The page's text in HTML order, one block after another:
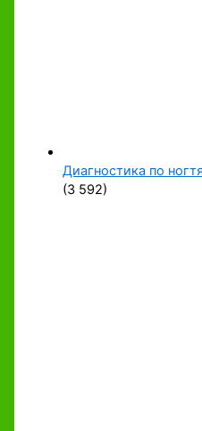
Диагностика по
(3 592)